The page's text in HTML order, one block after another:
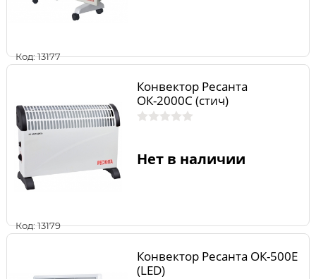
Код: 13177
Код: 13179
Конвектор Ресанта
ОК-2000С (стич)
Нет в наличии
Конвектор Ресанта ОК-500Е
(LED)